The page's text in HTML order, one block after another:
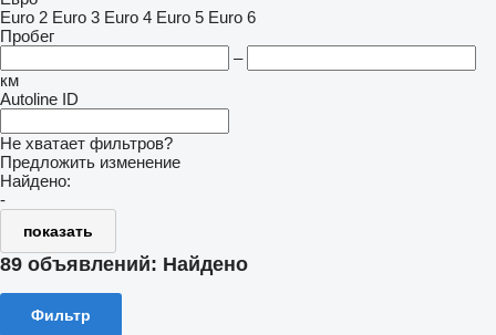
Euro 2 Euro 3 Euro 4 Euro 5 Euro 6
Пробег
–
км
Autoline ID
Не хватает фильтров?
Предложить изменение
Найдено:
-
показать
89 объявлений: Найдено
Фильтр